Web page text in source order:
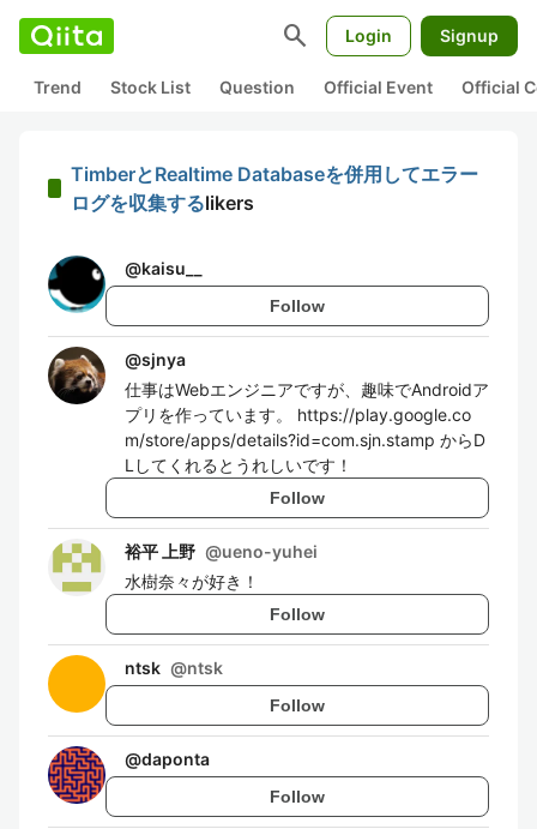
search Login Signup
Trend Stock List Question Official Event Official
TimberとRealtime Databaseを併用してエラー
ログを収集するlikers
@kaisu__
Follow
@sjnya
仕事はWebエンジニアですが、趣味でAndroidア
プリを作っています。 https://play.google.co
m/store/apps/details?id=com.sjn.stamp からD
Lしてくれるとうれしいです！
Follow
裕平 上野 @ueno-yuhei
水樹奈々が好き！
Follow
ntsk @ntsk
Follow
@daponta
Follow